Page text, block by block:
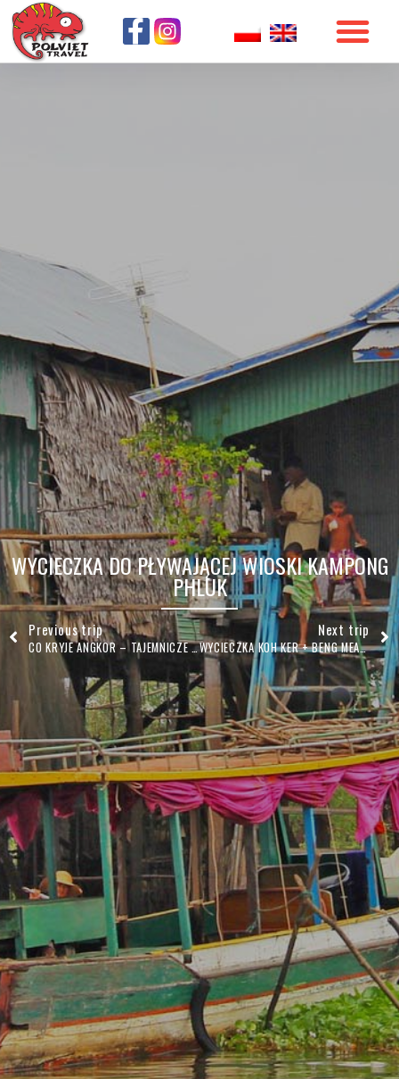
WYCIECZKA DO PŁYWAJĄCEJ WIOSKI KAMPONG
PHLUK
Previous trip
CO KRYJE ANGKOR – TAJEMNICZE ŚWIĄTYNIE SPOZA SZLAKU (+BANTEAY SREI)
Next trip
WYCIECZKA KOH KER + BENG MEALEA